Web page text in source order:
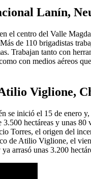
Lanín,
el centro del Valle
de 110 brigadistas
Trabajan tanto con
con medios aéreos
Viglione,
se inició el 15 de enero y,
3.500 hectáreas y unas 80
Torres, el origen del
de Atilio Viglione, el
arrasó unas 3.200